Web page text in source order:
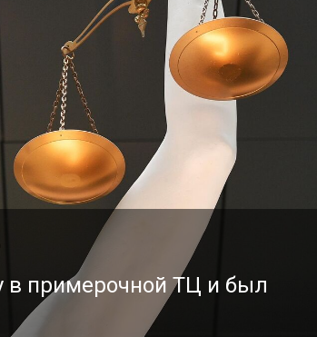
в примерочной ТЦ и был